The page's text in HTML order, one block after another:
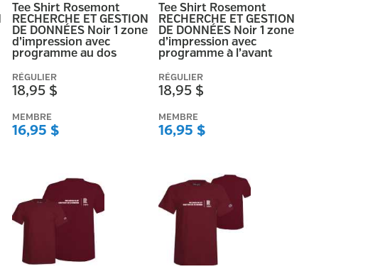
Tee Shirt Rosemont
RECHERCHE ET GESTION
DE DONNÉES Noir 1 zone
d’impression avec
programme au dos
RÉGULIER
18,95 $
MEMBRE
16,95 $
Tee Shirt Rosemont
RECHERCHE ET GESTION
DE DONNÉES Noir 1 zone
d’impression avec
programme à l’avant
RÉGULIER
18,95 $
MEMBRE
16,95 $